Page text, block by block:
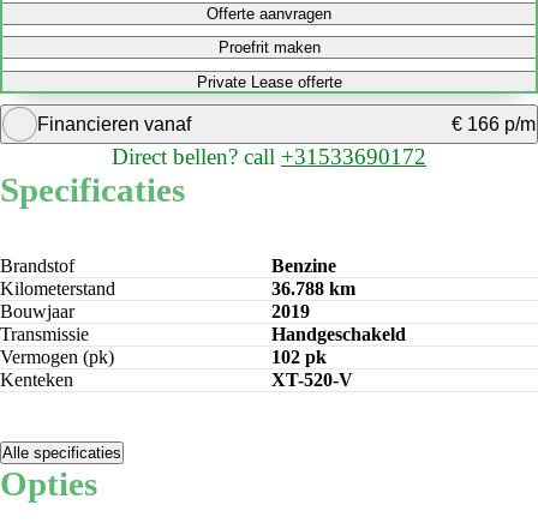
Offerte aanvragen
Proefrit maken
Private Lease offerte
Financieren vanaf € 166 p/m
KrediettabelDirect bellen? call +31533690172
Specificaties
Brandstof
Benzine
Kilometerstand
36.788 km
Bouwjaar
2019
Transmissie
Handgeschakeld
Vermogen (pk)
102 pk
Kenteken
XT-520-V
Alle specificaties
Opties